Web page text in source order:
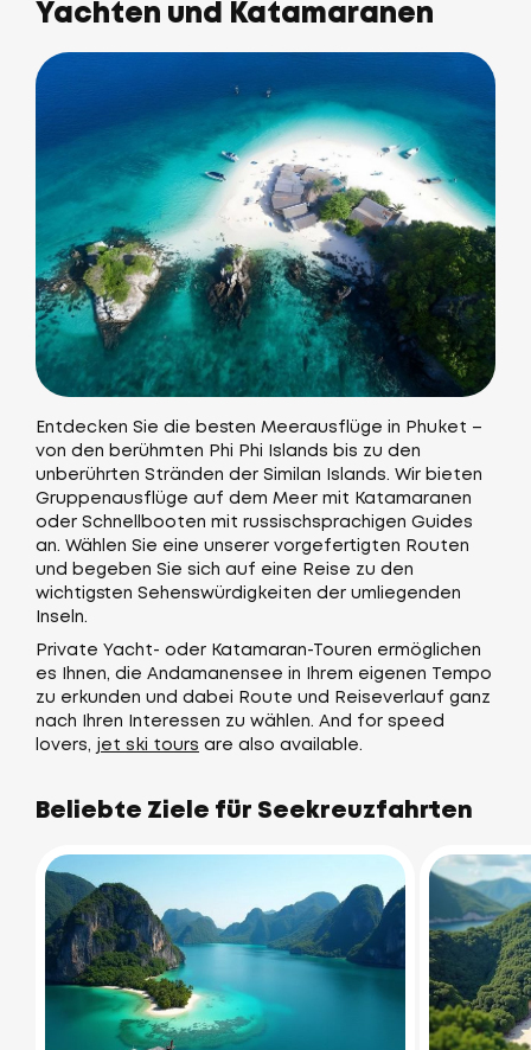
Yachten und Katamaranen
Entdecken Sie die besten Meerausflüge in Phuket –
von den berühmten Phi Phi Islands bis zu den
unberührten Stränden der Similan Islands. Wir bieten
Gruppenausflüge auf dem Meer mit Katamaranen
oder Schnellbooten mit russischsprachigen Guides
an. Wählen Sie eine unserer vorgefertigten Routen
und begeben Sie sich auf eine Reise zu den
wichtigsten Sehenswürdigkeiten der umliegenden
Inseln.
Private Yacht- oder Katamaran-Touren ermöglichen
es Ihnen, die Andamanensee in Ihrem eigenen Tempo
zu erkunden und dabei Route und Reiseverlauf ganz
nach Ihren Interessen zu wählen. And for speed
lovers, jet ski tours are also available.
Beliebte Ziele für Seekreuzfahrten